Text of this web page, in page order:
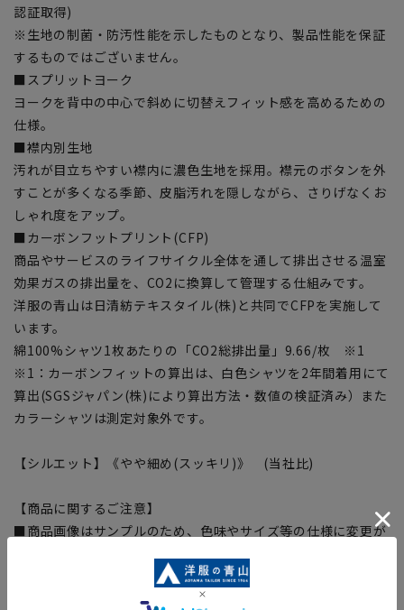
認証取得)
※生地の制菌・防汚性能を示したものとなり、製品性能を保証
するものではございません。
■スプリットヨーク
ヨークを背中の中心で斜めに切替えフィット感を高めるための
仕様。
■襟内別生地
汚れが目立ちやすい襟内に濃色生地を採用。襟元のボタンを外
すことが多くなる季節、皮脂汚れを隠しながら、さりげなくお
しゃれ度をアップ。
■カーボンフットプリント(CFP)
商品やサービスのライフサイクル全体を通して排出させる温室
効果ガスの排出量を、CO2に換算して管理する仕組みです。
洋服の青山は日清紡テキスタイル(株)と共同でCFPを実施して
います。
綿100%シャツ1枚あたりの「CO2総排出量」9.66/枚 ※1
※1：カーボンフィットの算出は、白色シャツを2年間着用にて
算出(SGSジャパン(株)により算出方法・数値の検証済み）また
カラーシャツは測定対象外です。
【シルエット】《やや細め(スッキリ)》 (当社比)
【商品に関するご注意】
■商品画像はサンプルのため、色味やサイズ等の仕様に変更が
■ゆとり感には個人差があります。サイズ表を確認の上、ご購
入の目安としてご利用ください。